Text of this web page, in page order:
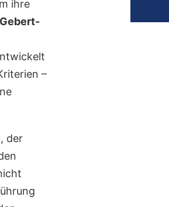
ihre
Gebert-
–
der